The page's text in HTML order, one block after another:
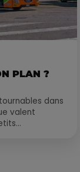
PLAN ?
dans
valent